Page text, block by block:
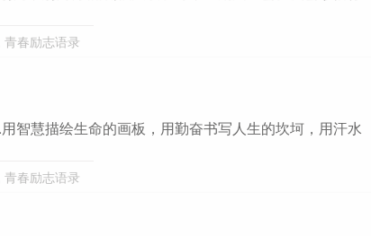
青春励志语录
智慧描绘生命的画板，用勤奋书写人生的坎坷，用汗水
青春励志语录